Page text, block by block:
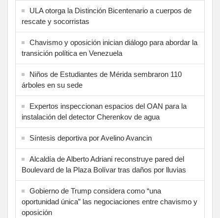
ULA otorga la Distinción Bicentenario a cuerpos de
rescate y socorristas
Chavismo y oposición inician diálogo para abordar la
transición política en Venezuela
Niños de Estudiantes de Mérida sembraron 110
árboles en su sede
Expertos inspeccionan espacios del OAN para la
instalación del detector Cherenkov de agua
Síntesis deportiva por Avelino Avancin
Alcaldía de Alberto Adriani reconstruye pared del
Boulevard de la Plaza Bolívar tras daños por lluvias
Gobierno de Trump considera como “una
oportunidad única” las negociaciones entre chavismo y
oposición